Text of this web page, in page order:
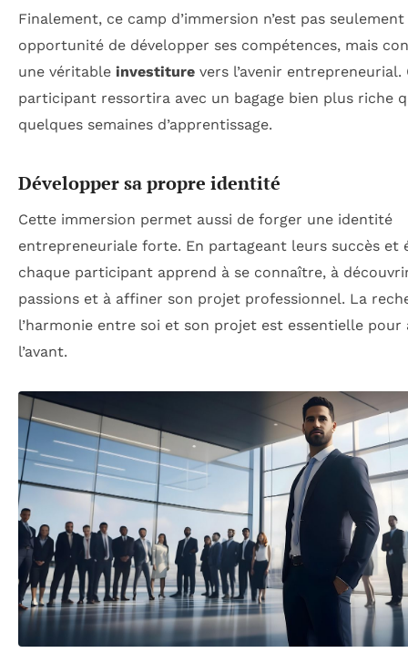
Finalement, ce camp d’immersion n’est pas
opportunité de développer ses compétences, mais
une véritable investiture vers l’avenir entrepreneurial.
participant ressortira avec un bagage bien plus riche
quelques semaines d’apprentissage.
Développer sa propre identité
Cette immersion permet aussi de forger une identité
entrepreneuriale forte. En partageant leurs succès et
chaque participant apprend à se connaître, à
passions et à affiner son projet professionnel. La
l’harmonie entre soi et son projet est essentielle pour
l’avant.